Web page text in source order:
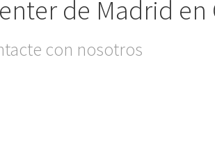
de Madrid
con nosotros